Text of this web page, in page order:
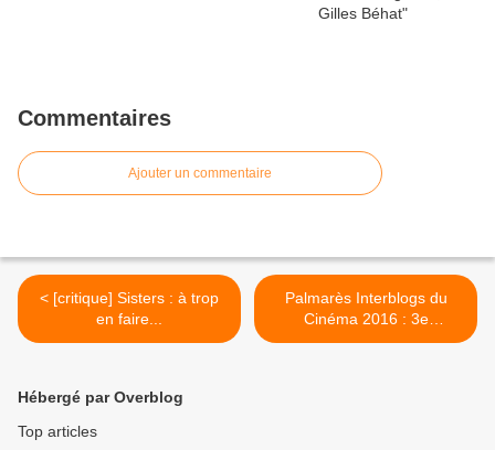
Commentaires
Ajouter un commentaire
< [critique] Sisters : à trop
en faire...
Palmarès Interblogs du
Cinéma 2016 : 3e
classement >
Hébergé par Overblog
Top articles